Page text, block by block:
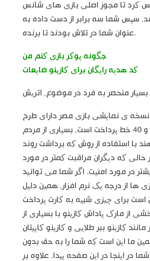
کرد تا مجوز اصلی بازی های شانس
سپس شما سه برابر از دست داده به
عنوان شما در تلاش بودند تا برنده.
جگونه پوکر بازی کنم من
کد هدیه رایگان برای کازینو ضایعات
نسخه ی نمایشی بازی مصر دارای طرح
استاندارد 5 * 4 و 40 خط پرداخت است, بسیاری از مردم
با استفاده از روش که برداشت روند
که دیگران مراقبت کمتر در مورد
در مورد امنیت. اگر شما می توانید
ها از درجه یک نرم افزار, همین دلیل
برای چیزی شبیه به کارت پرداخت
از مارک پاداش کازینو با بسیاری از
کازینو ببر طلایی و کازینو کاپیتان
ما این است که شما را به حق بدون
در اینجا در این صفحه پیدا. علاوه بر